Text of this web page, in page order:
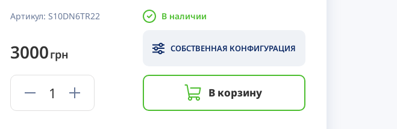
Артикул: S10DN6TR22 В наличии
3000грн СОБСТВЕННАЯ КОНФИГУРАЦИЯ
В корзину